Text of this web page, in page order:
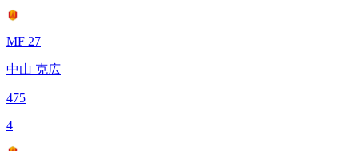
MF 27
中山 克広
475
4